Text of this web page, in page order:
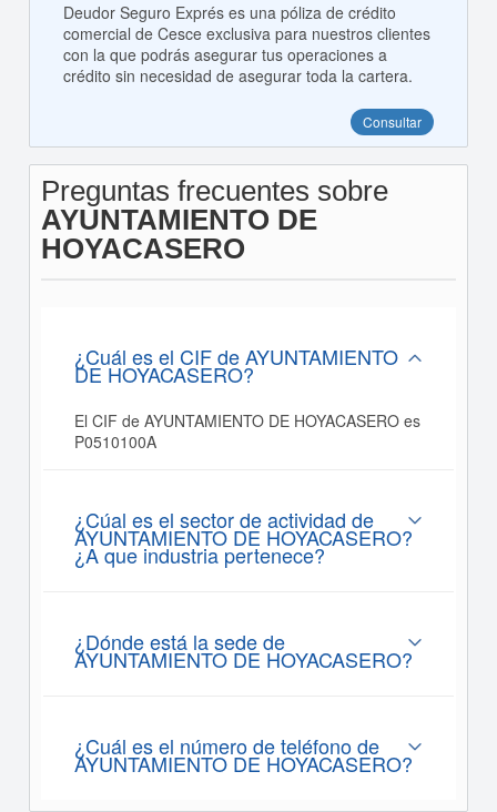
Deudor Seguro Exprés es una póliza de crédito
comercial de Cesce exclusiva para nuestros clientes
con la que podrás asegurar tus operaciones a
crédito sin necesidad de asegurar toda la cartera.
Consultar
Preguntas frecuentes sobre
AYUNTAMIENTO DE
HOYACASERO
¿Cuál es el CIF de AYUNTAMIENTO
DE HOYACASERO?
El CIF de AYUNTAMIENTO DE HOYACASERO es
P0510100A
¿Cúal es el sector de actividad de
AYUNTAMIENTO DE HOYACASERO?
¿A que industria pertenece?
¿Dónde está la sede de
AYUNTAMIENTO DE HOYACASERO?
¿Cuál es el número de teléfono de
AYUNTAMIENTO DE HOYACASERO?